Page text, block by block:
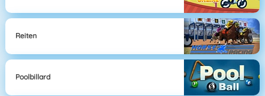
Reiten
Poolbillard